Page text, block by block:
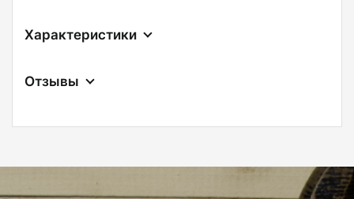
Характеристики
Отзывы